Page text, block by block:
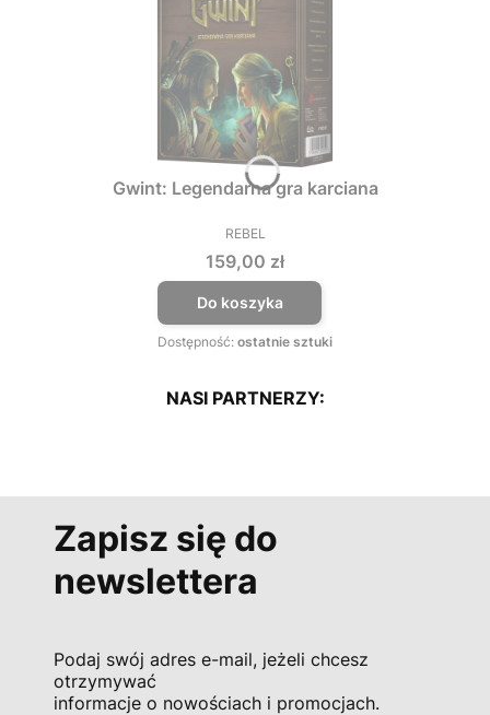
Gwint: Legendarna gra karciana
PRODUCENT
REBEL
Cena
159,00 zł
Do koszyka
Dostępność: ostatnie sztuki
NASI PARTNERZY:
Zapisz się do
newslettera
Podaj swój adres e-mail, jeżeli chcesz
otrzymywać
informacje o nowościach i promocjach.